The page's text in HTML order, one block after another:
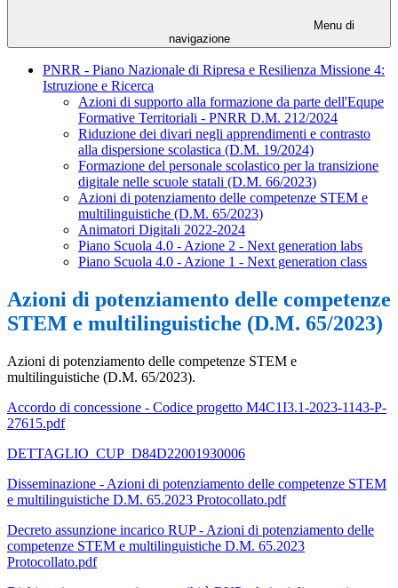
Menu di
navigazione
PNRR - Piano Nazionale di Ripresa e Resilienza Missione 4:
Istruzione e Ricerca
Azioni di supporto alla formazione da parte dell'Equpe
Formative Territoriali - PNRR D.M. 212/2024
Riduzione dei divari negli apprendimenti e contrasto
alla dispersione scolastica (D.M. 19/2024)
Formazione del personale scolastico per la transizione
digitale nelle scuole statali (D.M. 66/2023)
Azioni di potenziamento delle competenze STEM e
multilinguistiche (D.M. 65/2023)
Animatori Digitali 2022-2024
Piano Scuola 4.0 - Azione 2 - Next generation labs
Piano Scuola 4.0 - Azione 1 - Next generation class
Azioni di potenziamento delle competenze
STEM e multilinguistiche (D.M. 65/2023)
Azioni di potenziamento delle competenze STEM e
multilinguistiche (D.M. 65/2023).
Accordo di concessione - Codice progetto M4C1I3.1-2023-1143-P-
27615.pdf
DETTAGLIO_CUP_D84D22001930006
Disseminazione - Azioni di potenziamento delle competenze STEM
e multilinguistiche D.M. 65.2023 Protocollato.pdf
Decreto assunzione incarico RUP - Azioni di potenziamento delle
competenze STEM e multilinguistiche D.M. 65.2023
Protocollato.pdf